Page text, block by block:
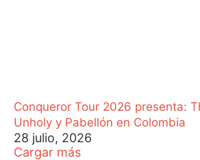
Conqueror Tour 2026 presenta:
Unholy y Pabellón en Colombia
28 julio, 2026
Cargar más